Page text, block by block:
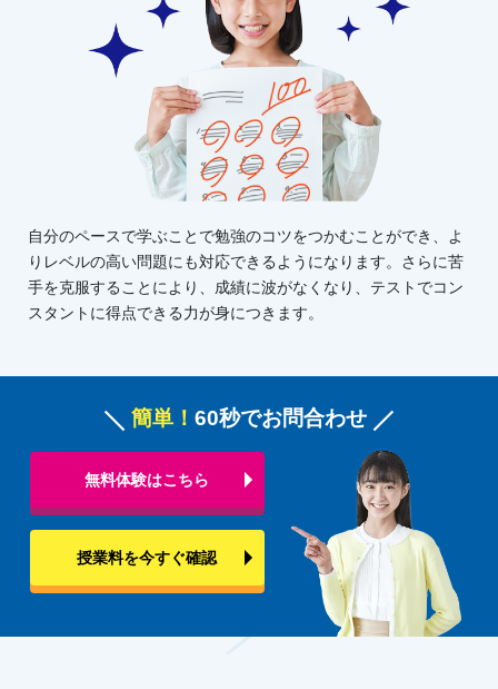
自分のペースで学ぶことで勉強のコツをつかむことができ、よ
りレベルの高い問題にも対応できるようになります。さらに苦
手を克服することにより、成績に波がなくなり、テストでコン
スタントに得点できる力が身につきます。
簡単！ 60秒でお問合わせ
無料体験はこちら
授業料を今すぐ確認